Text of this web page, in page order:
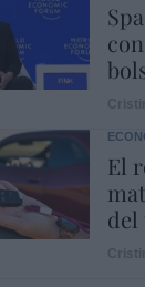
El
del